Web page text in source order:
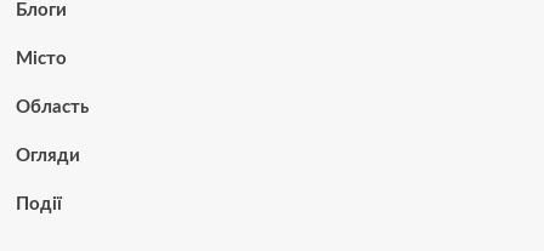
Блоги
Місто
Область
Огляди
Події